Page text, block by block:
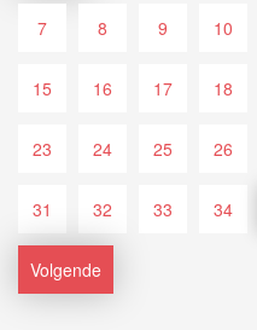
7 8 9 10
15 16 17 18
23 24 25 26
31 32 33 34
Volgende